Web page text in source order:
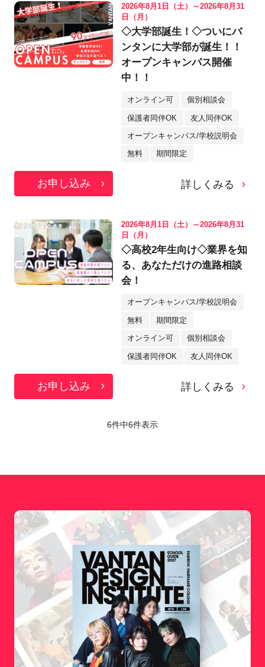
2026年8月1日（土）～2026年8月31
日（月）
◇大学部誕生！◇ついにバ
ンタンに大学部が誕生！！
オープンキャンパス開催
中！！
オンライン可 個別相談会
保護者同伴OK 友人同伴OK
オープンキャンパス/学校説明会
無料 期間限定
お申し込み 詳しくみる
2026年8月1日（土）～2026年8月31
日（月）
◇高校2年生向け◇業界を知
る、あなただけの進路相談
会！
オープンキャンパス/学校説明会
無料 期間限定
オンライン可 個別相談会
保護者同伴OK 友人同伴OK
お申し込み 詳しくみる
6件中6件表示